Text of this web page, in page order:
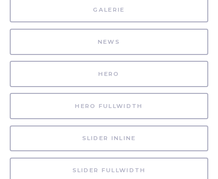
GALERIE
NEWS
HERO
HERO FULLWIDTH
SLIDER INLINE
SLIDER FULLWIDTH